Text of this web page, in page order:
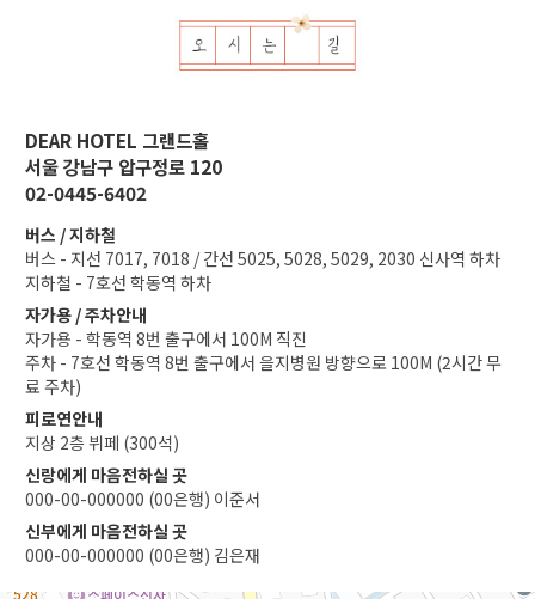
DEAR HOTEL 그랜드홀
서울 강남구 압구정로 120
02-0445-6402
버스 / 지하철
버스 - 지선 7017, 7018 / 간선 5025, 5028, 5029, 2030 신사역 하차
지하철 - 7호선 학동역 하차
자가용 / 주차안내
자가용 - 학동역 8번 출구에서 100M 직진
주차 - 7호선 학동역 8번 출구에서 을지병원 방향으로 100M (2시간 무
료 주차)
피로연안내
지상 2층 뷔페 (300석)
신랑에게 마음전하실 곳
000-00-000000 (00은행) 이준서
신부에게 마음전하실 곳
000-00-000000 (00은행) 김은재